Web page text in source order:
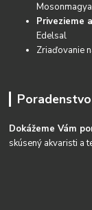
Privezieme
Edelsal
Zriaďovanie
Poradenstvo
Dokážeme Vám
skúsený akvaristi a